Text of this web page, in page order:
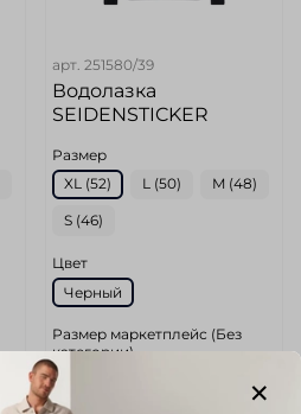
арт. 251580/39
Водолазка
SEIDENSTICKER
Размер
XL (52)
L (50) M (48)
S (46)
Цвет
Черный
Размер маркетплейс (Без
категории)